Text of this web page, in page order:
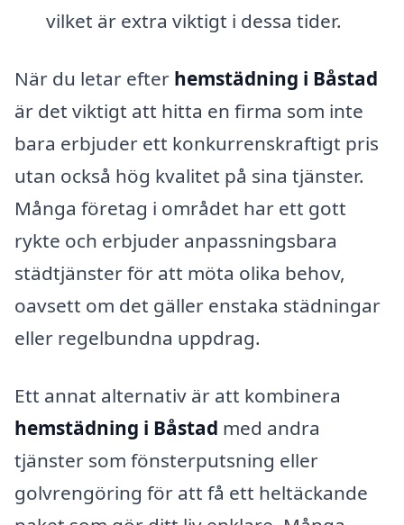
vilket är extra viktigt i dessa tider.
När du letar efter hemstädning i Båstad
är det viktigt att hitta en firma som inte
bara erbjuder ett konkurrenskraftigt pris
utan också hög kvalitet på sina tjänster.
Många företag i området har ett gott
rykte och erbjuder anpassningsbara
städtjänster för att möta olika behov,
oavsett om det gäller enstaka städningar
eller regelbundna uppdrag.
Ett annat alternativ är att kombinera
hemstädning i Båstad med andra
tjänster som fönsterputsning eller
golvrengöring för att få ett heltäckande